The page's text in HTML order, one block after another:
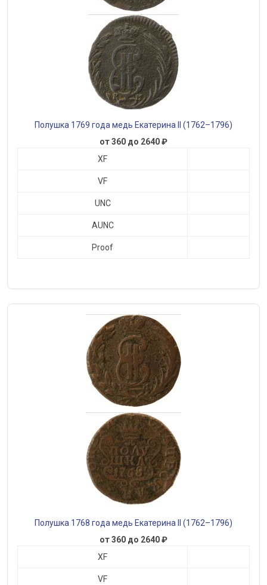
Полушка 1769 года медь Екатерина II (1762–1796)
от 360 до 2640 ₽
XF
VF
UNC
AUNC
Proof
Полушка 1768 года медь Екатерина II (1762–1796)
от 360 до 2640 ₽
XF
VF